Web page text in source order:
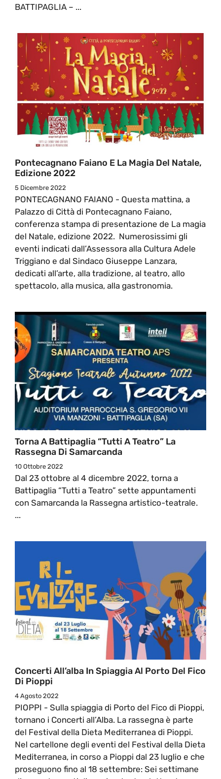
BATTIPAGLIA – ...
Pontecagnano Faiano E La Magia Del Natale,
Edizione 2022
5 Dicembre 2022
PONTECAGNANO FAIANO - Questa mattina, a
Palazzo di Città di Pontecagnano Faiano,
conferenza stampa di presentazione de La magia
del Natale, edizione 2022. Numerosissimi gli
eventi indicati dall’Assessora alla Cultura Adele
Triggiano e dal Sindaco Giuseppe Lanzara,
dedicati all’arte, alla tradizione, al teatro, allo
spettacolo, alla musica, alla gastronomia.
Torna A Battipaglia “Tutti A Teatro” La
Rassegna Di Samarcanda
10 Ottobre 2022
Dal 23 ottobre al 4 dicembre 2022, torna a
Battipaglia “Tutti a Teatro” sette appuntamenti
con Samarcanda la Rassegna artistico-teatrale.
...
Concerti All’alba In Spiaggia Al Porto Del Fico
Di Pioppi
4 Agosto 2022
PIOPPI - Sulla spiaggia di Porto del Fico di Pioppi,
tornano i Concerti all’Alba. La rassegna è parte
del Festival della Dieta Mediterranea di Pioppi.
Nel cartellone degli eventi del Festival della Dieta
Mediterranea, in corso a Pioppi dal 23 luglio e che
proseguono fino al 18 settembre: Sei settimane